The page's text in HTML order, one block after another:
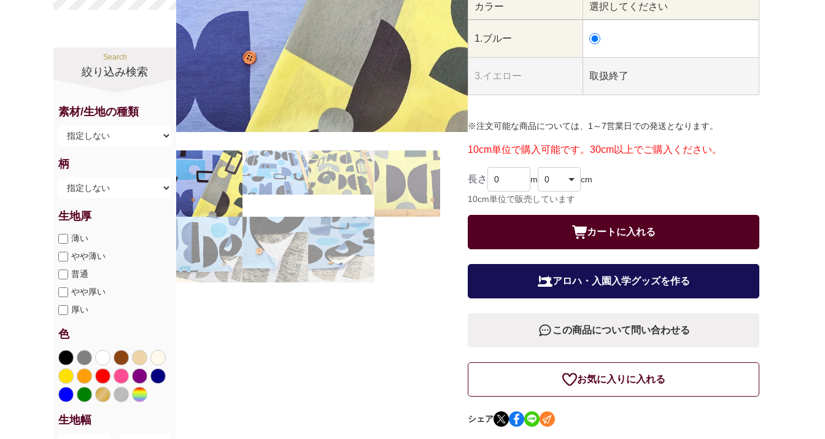
Search
絞り込み検索
素材/生地の種類
柄
生地厚
薄い
やや薄い
普通
やや厚い
厚い
色
生地幅
カラー 選択してください
1.ブルー
3.イエロー 取扱終了
※注文可能な商品については、1～7営業日での発送となります。
10cm単位で購入可能です。30cm以上でご購入ください。
長さ m cm
10cm単位で販売しています
カートに入れる
アロハ・入園入学グッズを作る
この商品について問い合わせる
お気に入りに入れる
シェア